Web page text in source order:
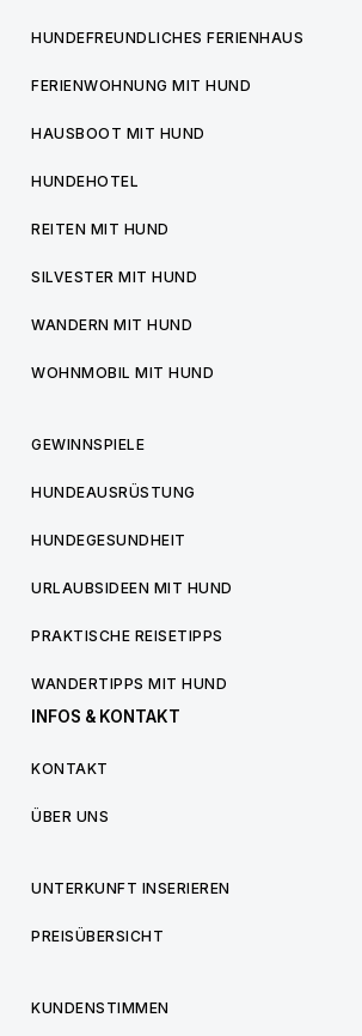
HUNDEFREUNDLICHES FERIENHAUS
FERIENWOHNUNG MIT HUND
HAUSBOOT MIT HUND
HUNDEHOTEL
REITEN MIT HUND
SILVESTER MIT HUND
WANDERN MIT HUND
WOHNMOBIL MIT HUND
GEWINNSPIELE
HUNDEAUSRÜSTUNG
HUNDEGESUNDHEIT
URLAUBSIDEEN MIT HUND
PRAKTISCHE REISETIPPS
WANDERTIPPS MIT HUND
INFOS & KONTAKT
KONTAKT
ÜBER UNS
UNTERKUNFT INSERIEREN
PREISÜBERSICHT
KUNDENSTIMMEN